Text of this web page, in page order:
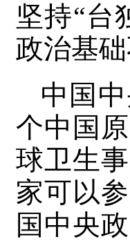
坚持“台
政治基础
中国
个中国
球卫生
家可以
国中央